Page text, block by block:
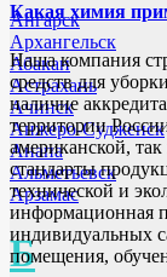
Ангарск
Архангельск
Абакан
Астрахань
Ачинск
Анжеро-Судженск
Анапа
Альметьевск
Арзамас
Б
Какая химия
Наша компания
средств для
наличие
территории
американской,
стандарты
технической и
информационная
индивидуальных
помещения,